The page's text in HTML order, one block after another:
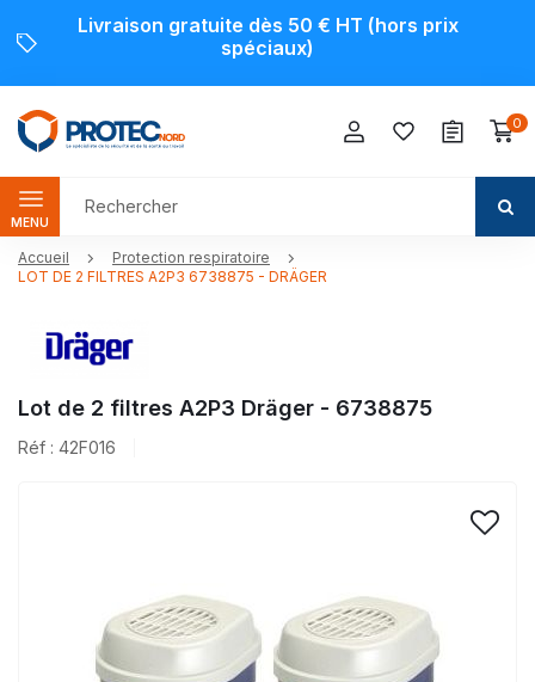
Livraison gratuite dès 50 € HT (hors prix
spéciaux)
0
MENU
Accueil
Protection respiratoire
LOT DE 2 FILTRES A2P3 6738875 - DRÄGER
Lot de 2 filtres A2P3 Dräger - 6738875
Réf : 42F016